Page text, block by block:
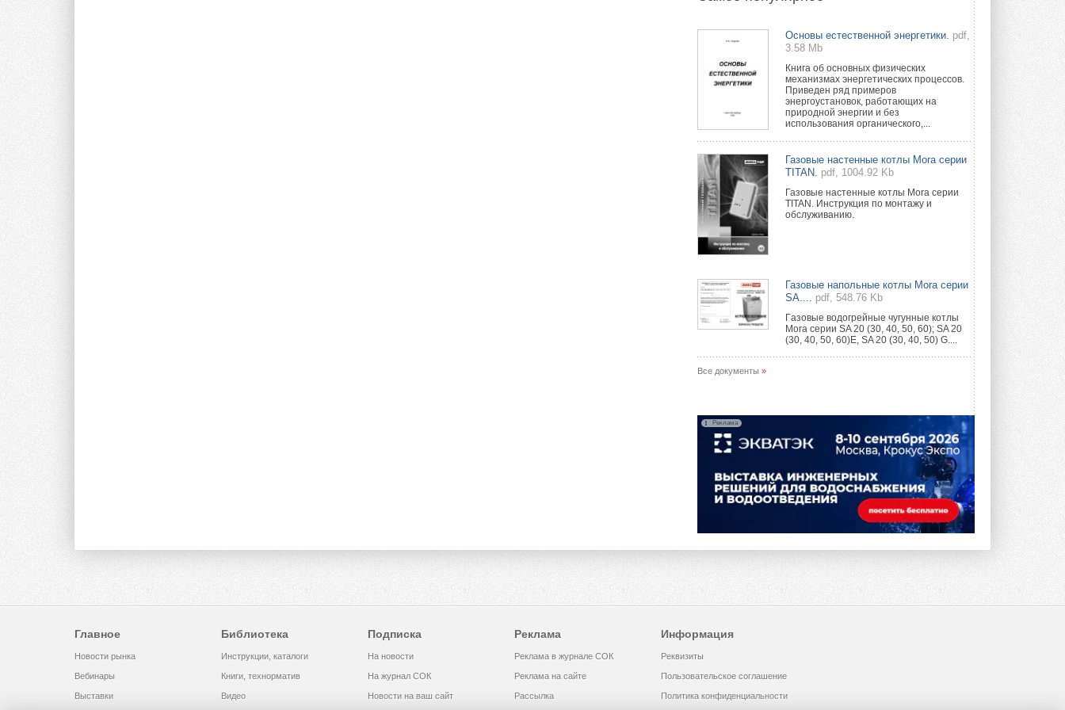
Midea открылся в Сургуте
Компания «Даичи» совместно с
партнером «Энердрим» открыла новый
фирменный магазин Midea в Сургуте ...
29 ИЮЛЯ 2026
Токио — лидер по
интенсивности использования
кондиционеров
Данные получены в ходе очередного
опроса Daikin о восприятии жары ...
28 ИЮЛЯ 2026
CDU производства LG прошёл
В Великобритании предлагают
сделать кондиционирование
обязательным для новостроек
Либеральные демократы внесли
предложение оснащать все новые ...
производство холодильной
техники и теплообменного
оборудования
Проект реализует компания «ВЕЗА» ...
Ридан объявил о старте продаж
автоматического
балансировочного клапана
Клапан APT‑R3 производится на заводе
Шумоглушители собственного
производства от компании
TURKOV
Aquatherm Almaty 2026:
ключевая платформа для
Основы естественной энергетики. pdf,
3.58 Mb
Книга об основных физических
механизмах энергетических процессов.
Приведен ряд примеров
энергоустановок, работающих на
природной энергии и без
использования органического,...
Газовые настенные котлы Mora серии
TITAN. pdf, 1004.92 Kb
Газовые настенные котлы Mora серии
TITAN. Инструкция по монтажу и
обслуживанию.
Газовые напольные котлы Mora серии
SA....
pdf, 548.76 Kb
Гaзовые водогрeйные чугунные котлы
Mora серии SA 20 (30, 40, 50, 60); SA 20
(30, 40, 50, 60)E, SA 20 (30, 40, 50) G....
Все документы »
Реклама
Главное
Новости рынка
Вебинары
Выставки
Библиотека
Инструкции, каталоги
Книги, технорматив
Видео
Подписка
На новости
На журнал СОК
Новости на ваш сайт
Реклама
Реклама в журнале СОК
Реклама на сайте
Рассылка
Информация
Реквизиты
Пользовательское соглашение
Политика конфиденциальности